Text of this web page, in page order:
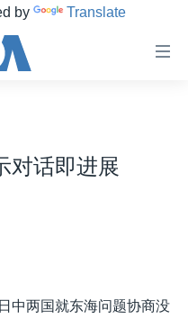
by Translate
对话即进展
中两国就东海问题协商没